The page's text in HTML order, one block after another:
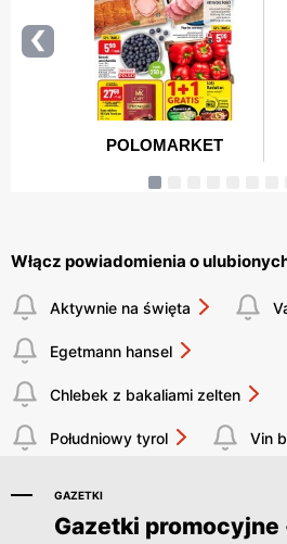
Włącz powiadomienia o
Aktywnie na święta
Egetmann hansel
Chlebek z bakaliami zelten
Południowy tyrol Vin
GAZETKI
Gazetki